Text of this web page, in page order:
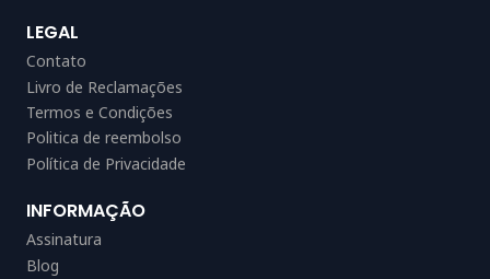
LEGAL
Contato
Livro de Reclamações
Termos e Condições
Politica de reembolso
Política de Privacidade
INFORMAÇÃO
Assinatura
Blog